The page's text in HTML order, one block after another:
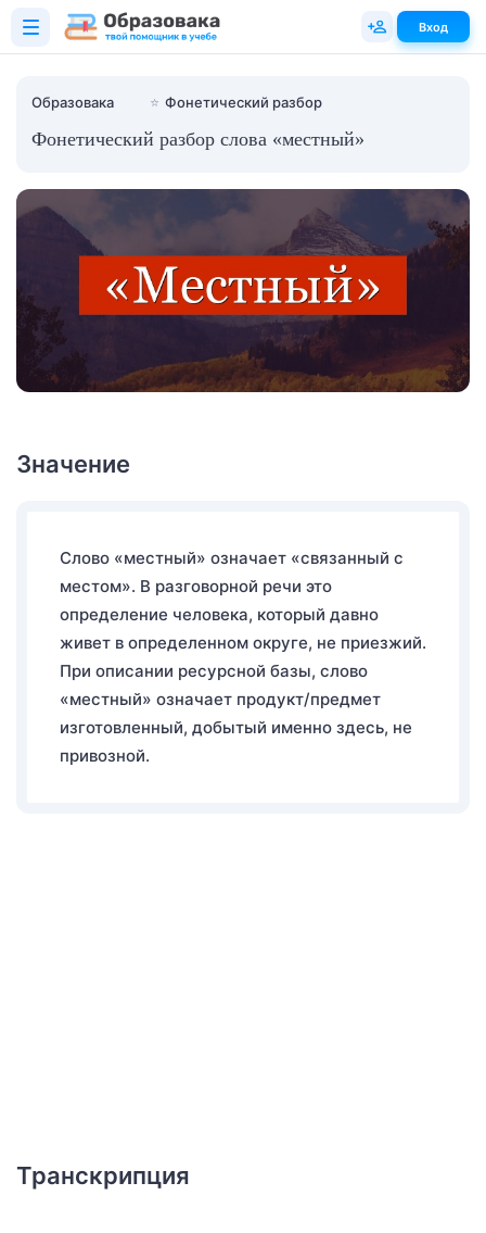
Образовака ⭐ Фонетический разбор
Фонетический разбор слова «местный»
Значение
Слово «местный» означает «связанный с
местом». В разговорной речи это
определение человека, который давно
живет в определенном округе, не приезжий.
При описании ресурсной базы, слово
«местный» означает продукт/предмет
изготовленный, добытый именно здесь, не
привозной.
Транскрипция
Вход